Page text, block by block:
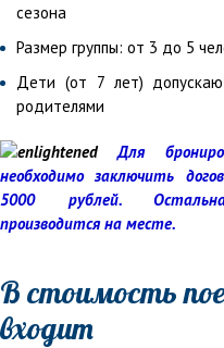
сезона
Размер группы: от 3 до 5
Дети (от 7 лет)
родителями
Для
необходимо заключить
5000 рублей.
производится на месте.
В стоимость
входит